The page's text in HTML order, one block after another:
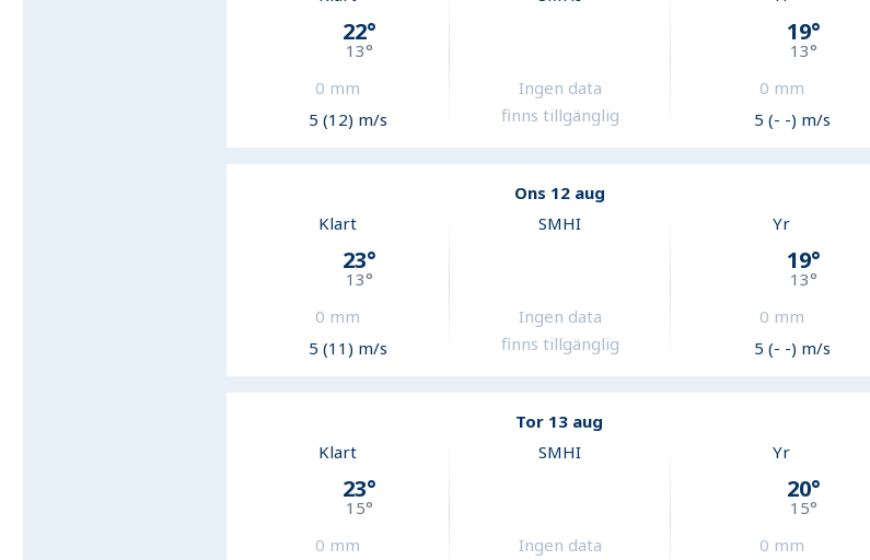
22°
13°
0 mm
5 (12) m/s
Ingen data
finns tillgänglig
19°
13°
0 mm
5 (- -) m/s
Ons 12 aug
Klart
23°
13°
0 mm
5 (11) m/s
SMHI
Ingen data
finns tillgänglig
Yr
19°
13°
0 mm
5 (- -) m/s
Tor 13 aug
Klart
23°
15°
0 mm
SMHI
Ingen data
Yr
20°
15°
0 mm